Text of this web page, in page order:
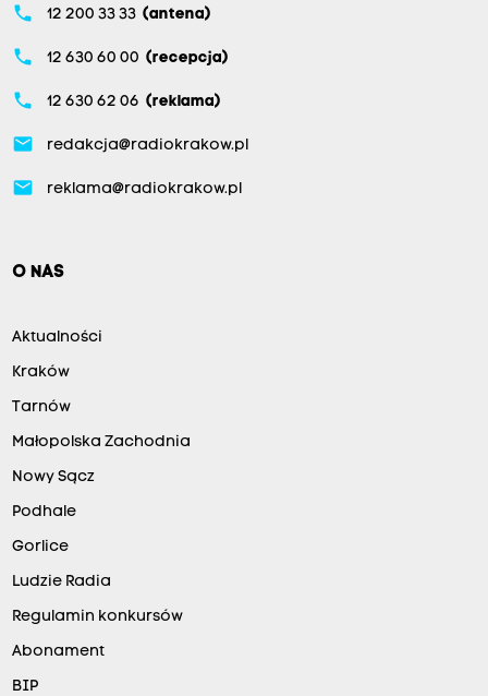
phone 12 200 33 33 (antena)
phone 12 630 60 00 (recepcja)
phone 12 630 62 06 (reklama)
email redakcja@radiokrakow.pl
email reklama@radiokrakow.pl
O NAS
Aktualności
Kraków
Tarnów
Małopolska Zachodnia
Nowy Sącz
Podhale
Gorlice
Ludzie Radia
Regulamin konkursów
Abonament
BIP